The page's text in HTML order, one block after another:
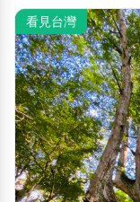
看見台灣